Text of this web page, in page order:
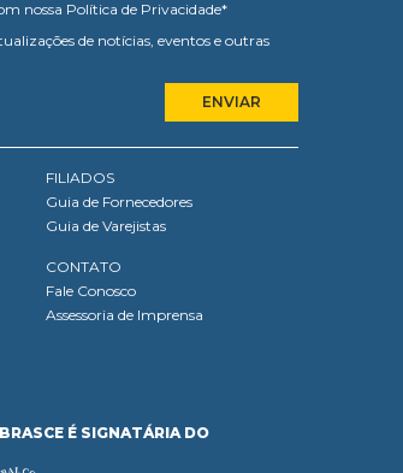
nossa Política de Privacidade*
de notícias, eventos e outras
FILIADOS
Guia de Fornecedores
Guia de Varejistas
CONTATO
Fale Conosco
Assessoria de Imprensa
É SIGNATÁRIA DO